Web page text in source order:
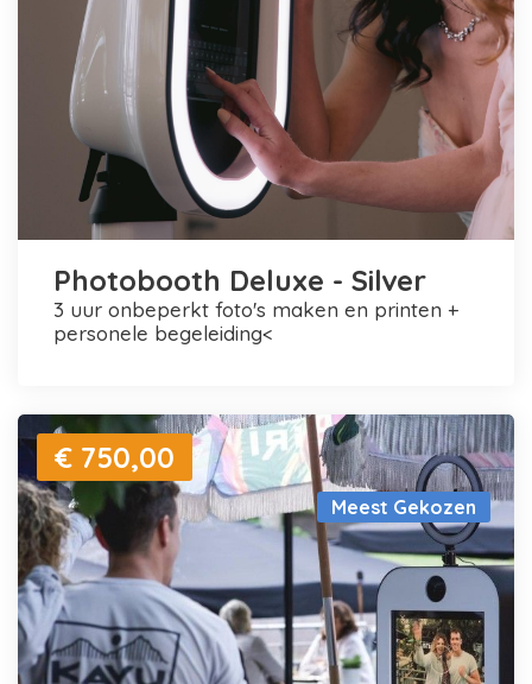
Photobooth Deluxe - Silver
3 uur onbeperkt foto's maken en printen +
personele begeleiding<
Meest Gekozen
€ 750,00